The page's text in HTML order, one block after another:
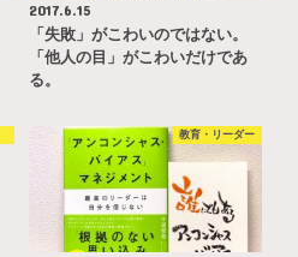
2017.6.15
「失敗」がこわいのではない。
「他人の目」がこわいだけであ
る。
教育・リーダー